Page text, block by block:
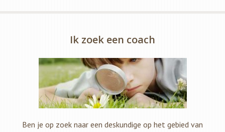
Ik zoek een coach
Ben je op zoek naar een deskundige op het gebied van